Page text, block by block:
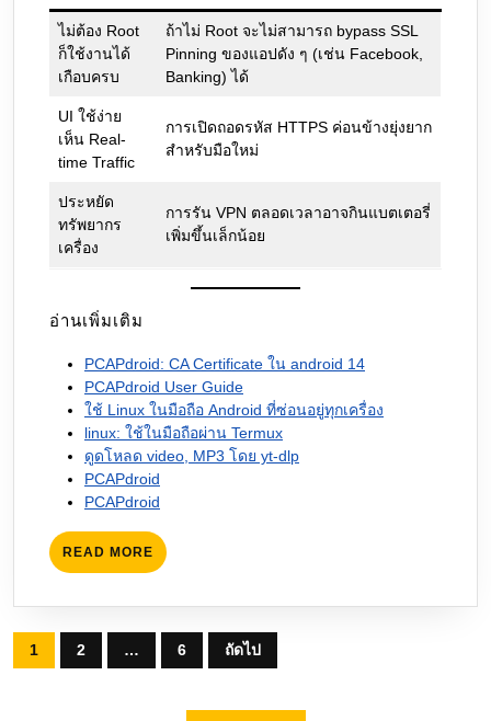
ไม่ต้อง Root
ก็ใช้งานได้
เกือบครบ
ถ้าไม่ Root จะไม่สามารถ bypass SSL
Pinning ของแอปดัง ๆ (เช่น Facebook,
Banking) ได้
UI ใช้ง่าย
เห็น Real-
time Traffic
การเปิดถอดรหัส HTTPS ค่อนข้างยุ่งยาก
สำหรับมือใหม่
ประหยัด
ทรัพยากร
เครื่อง
การรัน VPN ตลอดเวลาอาจกินแบตเตอรี่
เพิ่มขึ้นเล็กน้อย
อ่านเพิ่มเติม
PCAPdroid: CA Certificate ใน android 14
PCAPdroid User Guide
ใช้ Linux ในมือถือ Android ที่ซ่อนอยู่ทุกเครื่อง
linux: ใช้ในมือถือผ่าน Termux
ดูดโหลด video, MP3 โดย yt-dlp
PCAPdroid
PCAPdroid
READ MORE READ
MORE
Posts
pagination
1 2 … 6 ถัดไป